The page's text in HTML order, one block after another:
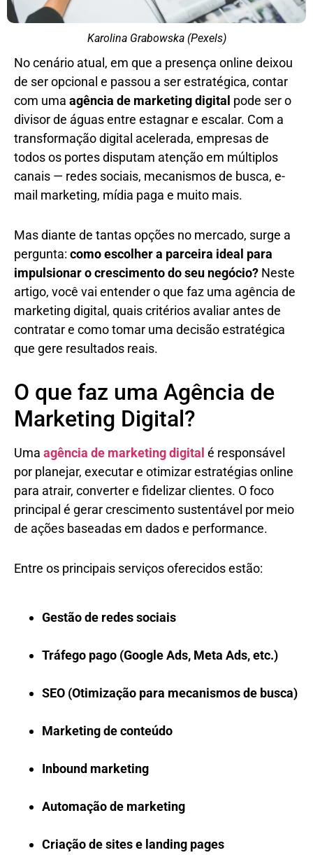
Karolina Grabowska (Pexels)
No cenário atual, em que a presença online deixou
de ser opcional e passou a ser estratégica, contar
com uma agência de marketing digital pode ser o
divisor de águas entre estagnar e escalar. Com a
transformação digital acelerada, empresas de
todos os portes disputam atenção em múltiplos
canais — redes sociais, mecanismos de busca, e-
mail marketing, mídia paga e muito mais.
Mas diante de tantas opções no mercado, surge a
pergunta: como escolher a parceira ideal para
impulsionar o crescimento do seu negócio? Neste
artigo, você vai entender o que faz uma agência de
marketing digital, quais critérios avaliar antes de
contratar e como tomar uma decisão estratégica
que gere resultados reais.
O que faz uma Agência de
Marketing Digital?
Uma agência de marketing digital é responsável
por planejar, executar e otimizar estratégias online
para atrair, converter e fidelizar clientes. O foco
principal é gerar crescimento sustentável por meio
de ações baseadas em dados e performance.
Entre os principais serviços oferecidos estão:
Gestão de redes sociais
Tráfego pago (Google Ads, Meta Ads, etc.)
SEO (Otimização para mecanismos de busca)
Marketing de conteúdo
Inbound marketing
Automação de marketing
Criação de sites e landing pages